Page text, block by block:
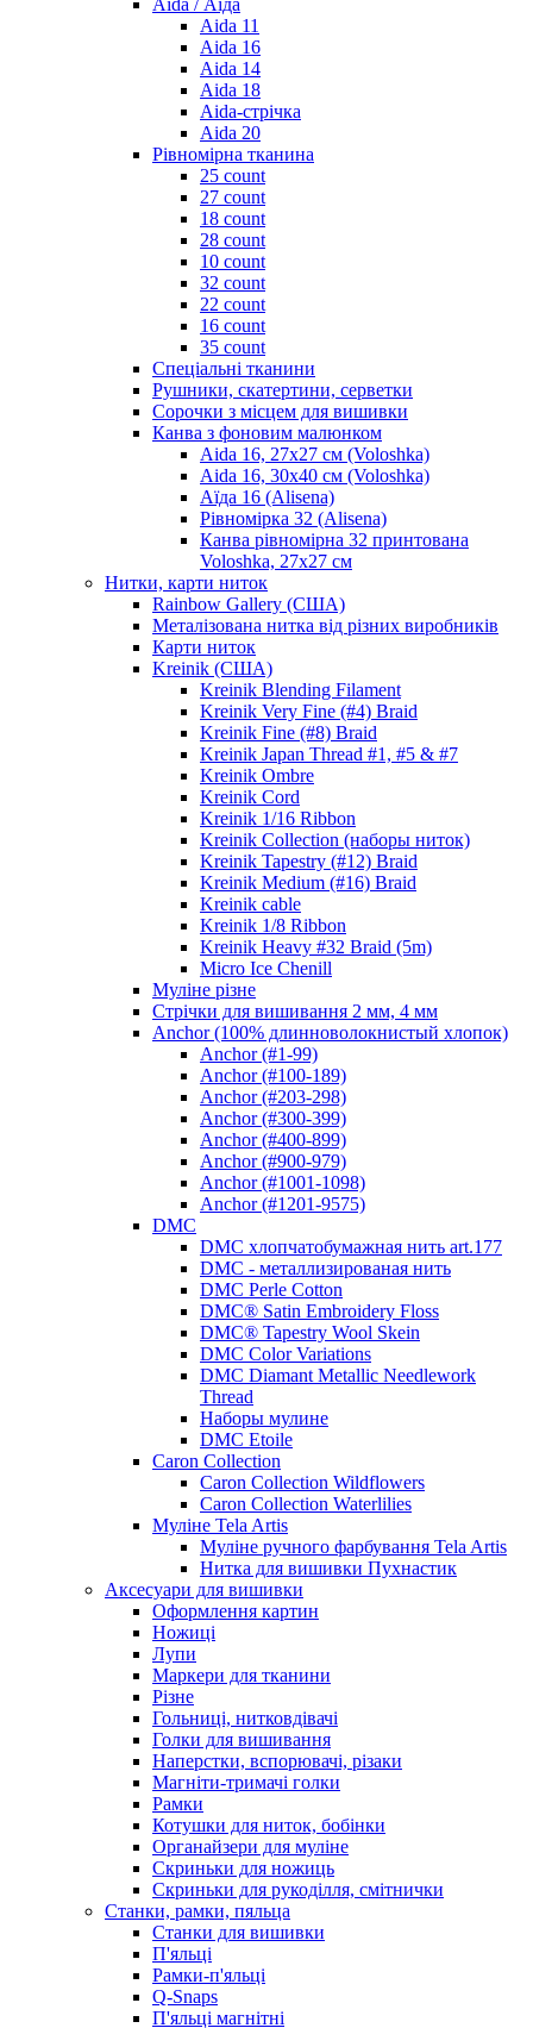
Aida 11
Aida 16
Aida 14
Aida 18
Aida-стрічка
Aida 20
Рівномірна тканина
25 count
27 count
18 count
28 count
10 count
32 count
22 count
16 count
35 count
Спеціальні тканини
Рушники, скатертини, серветки
Сорочки з місцем для вишивки
Канва з фоновим малюнком
Aida 16, 27х27 см (Voloshka)
Aida 16, 30х40 см (Voloshka)
Аїда 16 (Alisena)
Рівномірка 32 (Alisena)
Канва рівномірна 32 принтована
Voloshka, 27х27 см
Нитки, карти ниток
Rainbow Gallery (США)
Металізована нитка від різних виробників
Карти ниток
Kreinik (США)
Kreinik Blending Filament
Kreinik Very Fine (#4) Braid
Kreinik Fine (#8) Braid
Kreinik Japan Thread #1, #5 & #7
Kreinik Ombre
Kreinik Cord
Kreinik 1/16 Ribbon
Kreinik Collection (наборы ниток)
Kreinik Tapestry (#12) Braid
Kreinik Medium (#16) Braid
Kreinik cable
Kreinik 1/8 Ribbon
Kreinik Heavy #32 Braid (5m)
Micro Ice Chenill
Муліне різне
Стрічки для вишивання 2 мм, 4 мм
Anchor (100% длинноволокнистый хлопок)
Anchor (#1-99)
Anchor (#100-189)
Anchor (#203-298)
Anchor (#300-399)
Anchor (#400-899)
Anchor (#900-979)
Anchor (#1001-1098)
Anchor (#1201-9575)
DMC
DMC хлопчатобумажная нить art.177
DMC - металлизированая нить
DMC Perle Cotton
DMC® Satin Embroidery Floss
DMC® Tapestry Wool Skein
DMC Color Variations
DMC Diamant Metallic Needlework
Thread
Наборы мулине
DMC Etoile
Caron Collection
Caron Collection Wildflowers
Caron Collection Waterlilies
Муліне Tela Artis
Муліне ручного фарбування Tela Artis
Нитка для вишивки Пухнастик
Аксесуари для вишивки
Оформлення картин
Ножиці
Лупи
Маркери для тканини
Різне
Гольниці, нитковдівачі
Голки для вишивання
Наперстки, вспорювачі, різаки
Магніти-тримачі голки
Рамки
Котушки для ниток, бобінки
Органайзери для муліне
Скриньки для ножиць
Скриньки для рукоділля, смітнички
Станки, рамки, пяльца
Станки для вишивки
П'яльці
Рамки-п'яльці
Q-Snaps
П'яльці магнітні